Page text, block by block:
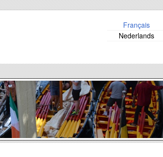
Français
Nederlands